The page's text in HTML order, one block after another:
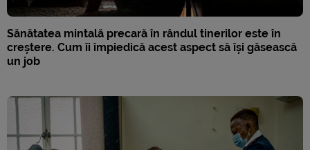
Sănătatea mintală precară în rândul tinerilor este în
creștere. Cum îi împiedică acest aspect să își găsească
un job